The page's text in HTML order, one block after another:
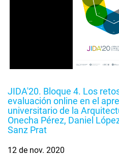
JIDA'20. Bloque 4. Los
evaluación online en el
universitario de la
Onecha Pérez, Daniel
Sanz Prat
12 de nov. 2020